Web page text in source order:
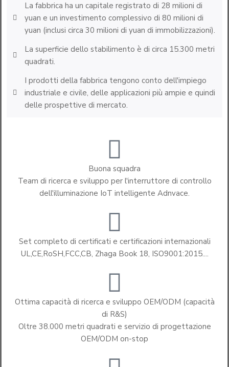
La fabbrica ha un capitale registrato di 28 milioni di
yuan e un investimento complessivo di 80 milioni di
yuan (inclusi circa 30 milioni di yuan di immobilizzazioni).
La superficie dello stabilimento è di circa 15.300 metri
quadrati.
I prodotti della fabbrica tengono conto dell'impiego
industriale e civile, delle applicazioni più ampie e quindi
delle prospettive di mercato.
Buona squadra
Team di ricerca e sviluppo per l'interruttore di controllo
dell'illuminazione IoT intelligente Adnvace.
Set completo di certificati e certificazioni internazionali
UL,CE,RoSH,FCC,CB, Zhaga Book 18, ISO9001:2015....
Ottima capacità di ricerca e sviluppo OEM/ODM (capacità
di R&S)
Oltre 38.000 metri quadrati e servizio di progettazione
OEM/ODM on-stop